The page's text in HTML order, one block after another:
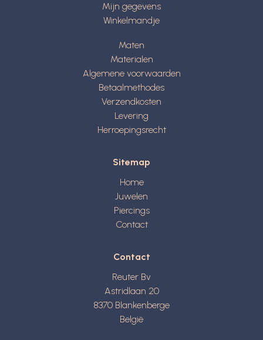
Mijn gegevens
Winkelmandje
Maten
Materialen
Algemene voorwaarden
Betaalmethodes
Verzendkosten
Levering
Herroepingsrecht
Sitemap
Home
Juwelen
Piercings
Contact
Contact
Reuter Bv
Astridlaan 20
8370 Blankenberge
België